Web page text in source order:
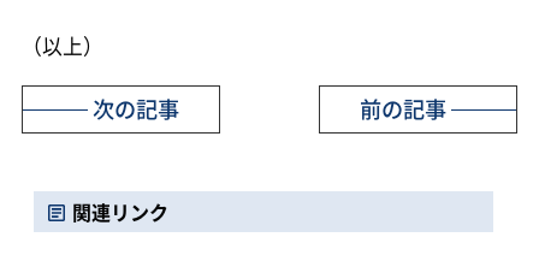
（以上）
前の記事
次の記事
関連リンク